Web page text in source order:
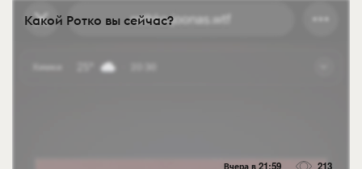
Какой Ротко вы сейчас?
Вчера в 21:59 213